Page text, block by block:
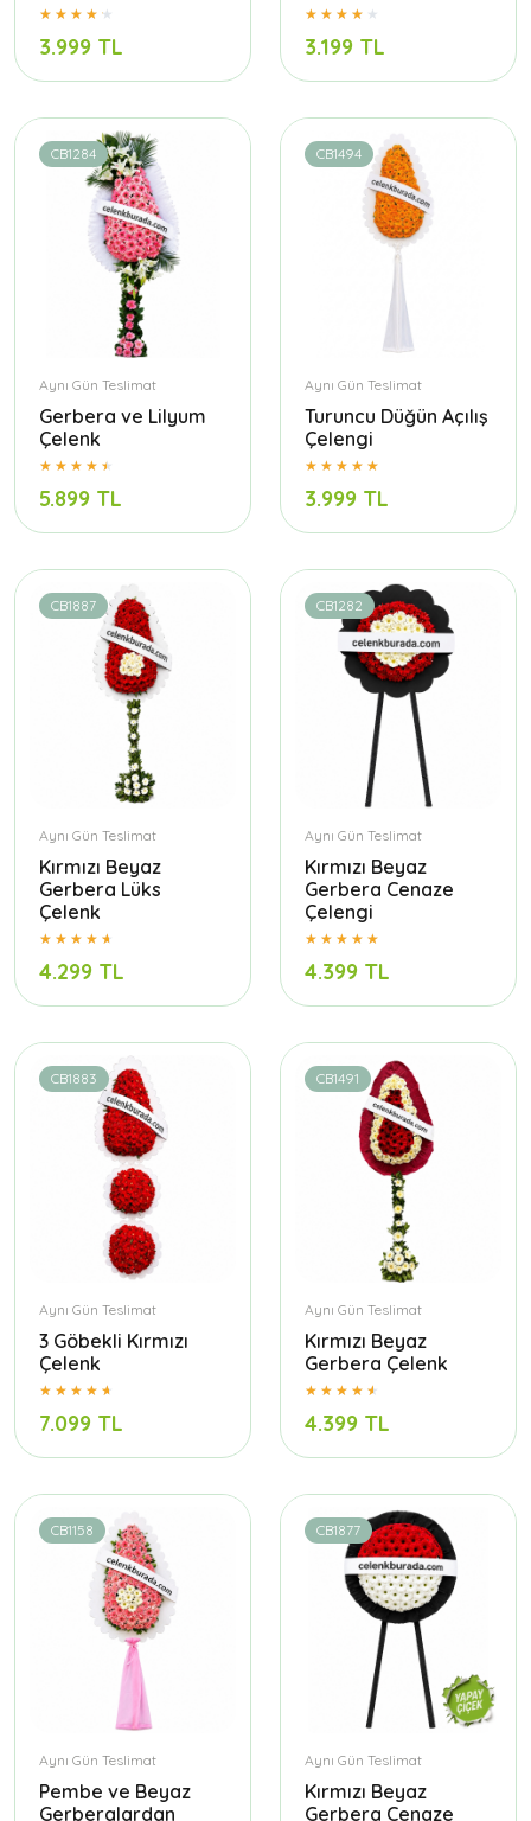
3.999 TL 3.199 TL
CB1284
Aynı Gün Teslimat
Gerbera ve Lilyum
Çelenk
5.899 TL
CB1494
Aynı Gün Teslimat
Turuncu Düğün Açılış
Çelengi
3.999 TL
CB1887
Aynı Gün Teslimat
Kırmızı Beyaz
Gerbera Lüks
Çelenk
4.299 TL
CB1282
Aynı Gün Teslimat
Kırmızı Beyaz
Gerbera Cenaze
Çelengi
4.399 TL
CB1883
Aynı Gün Teslimat
3 Göbekli Kırmızı
Çelenk
7.099 TL
CB1491
Aynı Gün Teslimat
Kırmızı Beyaz
Gerbera Çelenk
4.399 TL
CB1158
Aynı Gün Teslimat
Pembe ve Beyaz
Gerberalardan
CB1877
Aynı Gün Teslimat
Kırmızı Beyaz
Gerbera Cenaze